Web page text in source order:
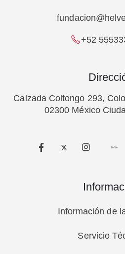
+52
Calzada Coltongo 293,
02300 México
TikTok
Información de
Servicio